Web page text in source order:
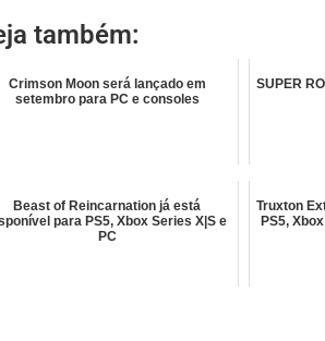
também:
Crimson Moon será lançado em
setembro para PC e consoles
SUPER
Beast of Reincarnation já está
para PS5, Xbox Series X|S e
PC
Truxton
PS5,